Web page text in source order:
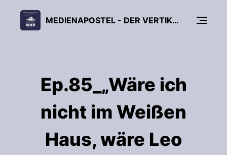
MEDIENAPOSTEL - DER VERTIKALE PODCAST
Ep.85_„Wäre ich
nicht im Weißen
Haus, wäre Leo